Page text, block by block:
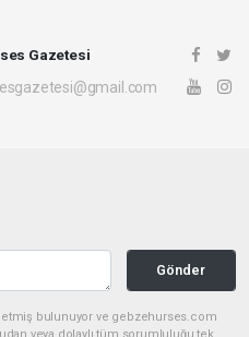
Gazetesi
Gönder
etmiş bulunuyor ve gebzehurses.com
veya dolaylı tüm sorumluluğu tek